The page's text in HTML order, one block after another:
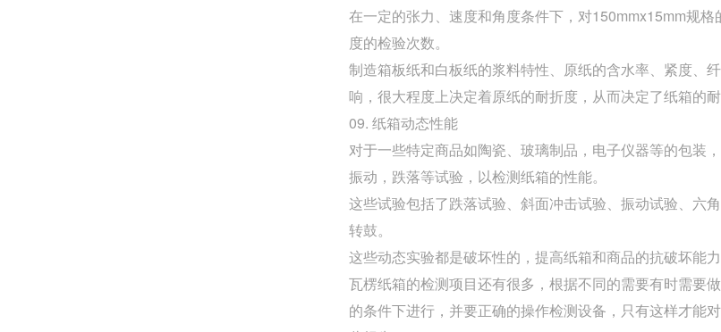
在一定的张力、速度和角度条件下，对150mmx15mm规
度的检验次数。
制造箱板纸和白板纸的浆料特性、原纸的含水率、紧度、
响，很大程度上决定着原纸的耐折度，从而决定了纸箱的耐
09. 纸箱动态性能
对于一些特定商品如陶瓷、玻璃制品，电子仪器等的包装
振动，跌落等试验，以检测纸箱的性能。
这些试验包括了跌落试验、斜面冲击试验、振动试验、六
转鼓。
这些动态实验都是破坏性的，提高纸箱和商品的抗破坏能
瓦楞纸箱的检测项目还有很多，根据不同的需要有时需要
的条件下进行，并要正确的操作检测设备，只有这样才能